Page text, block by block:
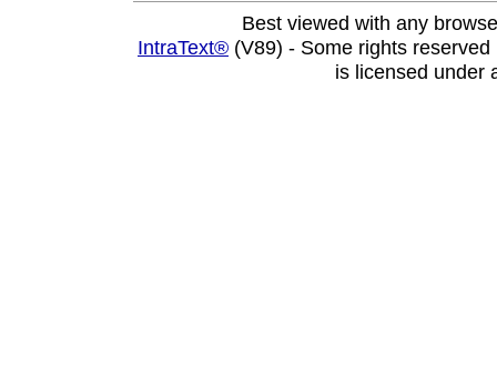
Best viewed with any
IntraText® (V89) - Some rights
is licensed under